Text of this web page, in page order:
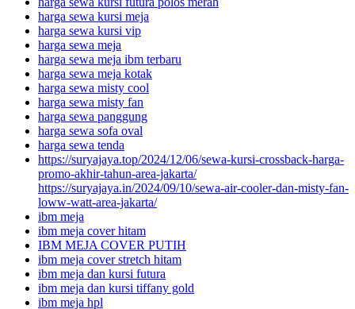
harga sewa kursi meja
harga sewa kursi vip
harga sewa meja
harga sewa meja ibm terbaru
harga sewa meja kotak
harga sewa misty cool
harga sewa misty fan
harga sewa panggung
harga sewa sofa oval
harga sewa tenda
https://suryajaya.top/2024/12/06/sewa-kursi-crossback-harga-
promo-akhir-tahun-area-jakarta/
https://suryajaya.in/2024/09/10/sewa-air-cooler-dan-misty-fan-
loww-watt-area-jakarta/
ibm meja
ibm meja cover hitam
IBM MEJA COVER PUTIH
ibm meja cover stretch hitam
ibm meja dan kursi futura
ibm meja dan kursi tiffany gold
ibm meja hpl